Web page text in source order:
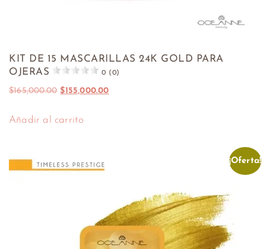
KIT DE 15 MASCARILLAS 24K GOLD PARA
OJERAS
0 (0)
$165,000.00 $155,000.00
Añadir al carrito
¡Oferta!